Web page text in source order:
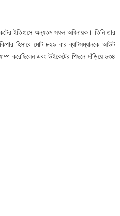
ইতিহাসে অন্যতম সফল অধিনায়ক। তিনি তার
হিসাবে মোট ৮২৯ বার ব্যাটসম্যানকে আউট
করেছিলেন এবং উইকেটের পিছনে দাঁড়িয়ে ৬৩৪